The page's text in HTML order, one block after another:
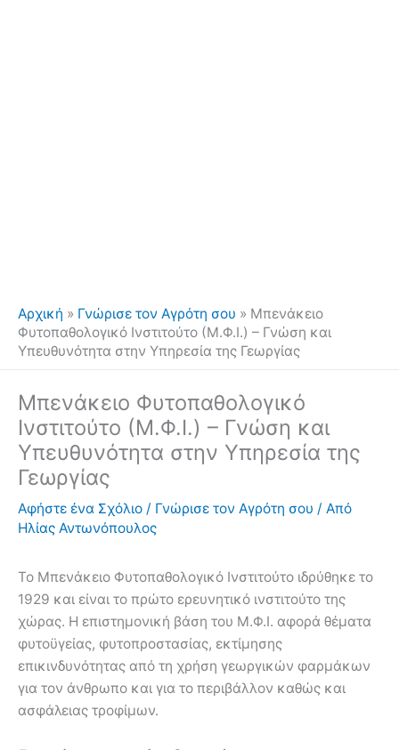
Αρχική » Γνώρισε τον Αγρότη σου » Μπενάκειο
Φυτοπαθολογικό Ινστιτούτο (Μ.Φ.Ι.) – Γνώση και
Υπευθυνότητα στην Υπηρεσία της Γεωργίας
Μπενάκειο Φυτοπαθολογικό
Ινστιτούτο (Μ.Φ.Ι.) – Γνώση και
Υπευθυνότητα στην Υπηρεσία της
Γεωργίας
Αφήστε ένα Σχόλιο / Γνώρισε τον Αγρότη σου / Από
Ηλίας Αντωνόπουλος
Το Μπενάκειο Φυτοπαθολογικό Ινστιτούτο ιδρύθηκε το
1929 και είναι το πρώτο ερευνητικό ινστιτούτο της
χώρας. Η επιστημονική βάση του Μ.Φ.Ι. αφορά θέματα
φυτοϋγείας, φυτοπροστασίας, εκτίμησης
επικινδυνότητας από τη χρήση γεωργικών φαρμάκων
για τον άνθρωπο και για το περιβάλλον καθώς και
ασφάλειας τροφίμων.